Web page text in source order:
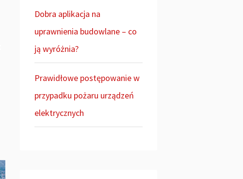
Dobra aplikacja na
uprawnienia budowlane – co
ją wyróżnia?
Prawidłowe postępowanie w
przypadku pożaru urządzeń
elektrycznych